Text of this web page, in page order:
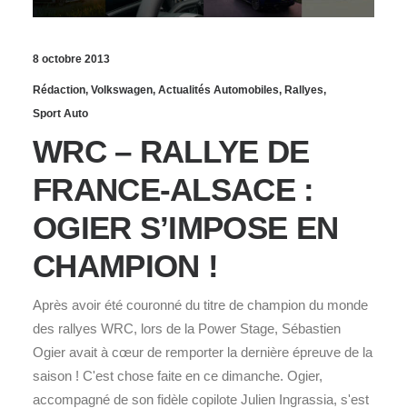
8 octobre 2013
Rédaction, Volkswagen, Actualités Automobiles, Rallyes,
Sport Auto
WRC – RALLYE DE
FRANCE-ALSACE :
OGIER S’IMPOSE EN
CHAMPION !
Après avoir été couronné du titre de champion du monde
des rallyes WRC, lors de la Power Stage, Sébastien
Ogier avait à cœur de remporter la dernière épreuve de la
saison ! C'est chose faite en ce dimanche. Ogier,
accompagné de son fidèle copilote Julien Ingrassia, s'est